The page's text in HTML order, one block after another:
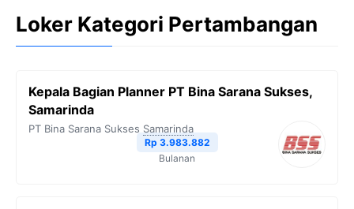
Loker Kategori Pertambangan
Kepala Bagian Planner PT Bina Sarana Sukses,
Samarinda
PT Bina Sarana Sukses Samarinda
Rp 3.983.882
Bulanan